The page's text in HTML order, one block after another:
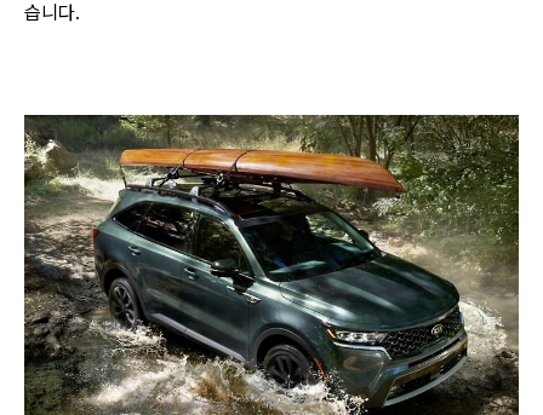
습니다.